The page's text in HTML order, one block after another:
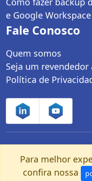
e Google Workspace
Fale Conosco
Quem somos
Seja um
Política de
Controle Net
03.247.280/
Moema | São
Para melhor
confira nossa